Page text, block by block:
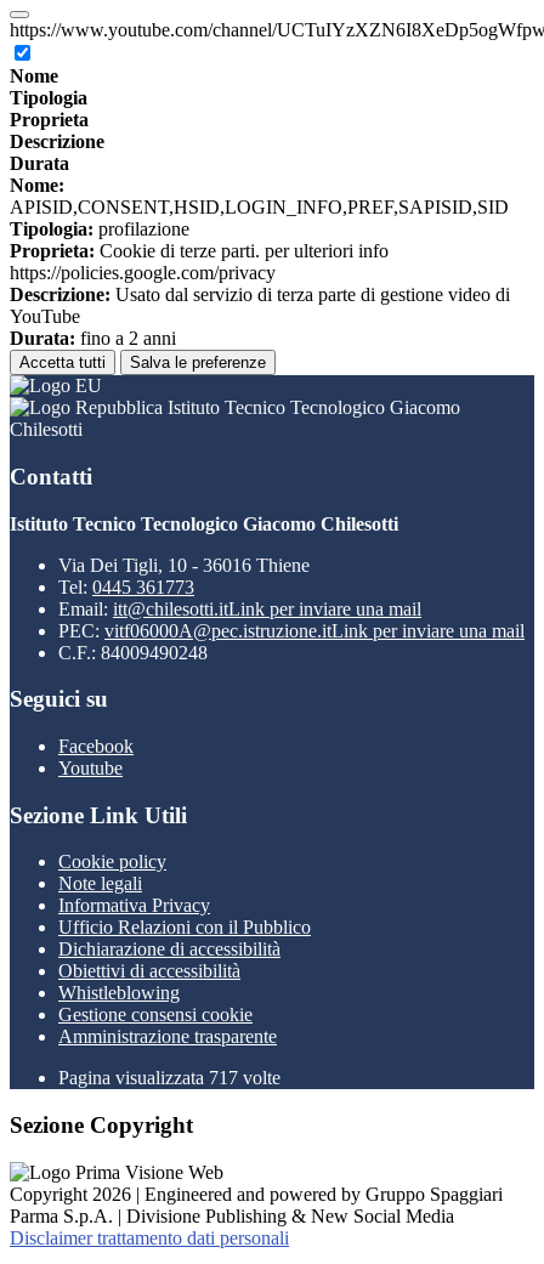
https://www.youtube.com/channel/
Nome
Tipologia
Proprieta
Descrizione
Durata
Nome:
APISID,CONSENT,HSID,LOGIN_INFO,PREF,SAPISID,SID
Tipologia: profilazione
Proprieta: Cookie di terze parti. per ulteriori info
https://policies.google.com/privacy
Descrizione: Usato dal servizio di terza parte di gestione video di
YouTube
Durata: fino a 2 anni
Accetta tutti Salva le preferenze
Istituto Tecnico Tecnologico Giacomo
Chilesotti
Contatti
Istituto Tecnico Tecnologico Giacomo Chilesotti
Via Dei Tigli, 10 - 36016 Thiene
Tel: 0445 361773
Email: itt@chilesotti.itLink per inviare una mail
PEC: vitf06000A@pec.istruzione.itLink per inviare una mail
C.F.: 84009490248
Seguici su
Facebook
Youtube
Sezione Link Utili
Cookie policy
Note legali
Informativa Privacy
Ufficio Relazioni con il Pubblico
Dichiarazione di accessibilità
Obiettivi di accessibilità
Whistleblowing
Gestione consensi cookie
Amministrazione trasparente
Pagina visualizzata 717 volte
Sezione Copyright
Copyright 2026 | Engineered and powered by Gruppo Spaggiari
Parma S.p.A. | Divisione Publishing & New Social Media
Disclaimer trattamento dati personali